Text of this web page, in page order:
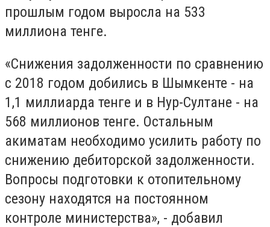
прошлым годом выросла на 533
миллиона тенге.
«Снижения задолженности по сравнению
с 2018 годом добились в Шымкенте - на
1,1 миллиарда тенге и в Нур-Султане - на
568 миллионов тенге. Остальным
акиматам необходимо усилить работу по
снижению дебиторской задолженности.
Вопросы подготовки к отопительному
сезону находятся на постоянном
контроле министерства», - добавил